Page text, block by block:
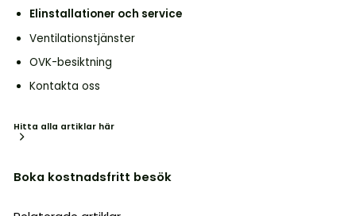
Elinstallationer och service
Ventilationstjänster
OVK-besiktning
Kontakta oss
Hitta alla artiklar här
Boka kostnadsfritt besök